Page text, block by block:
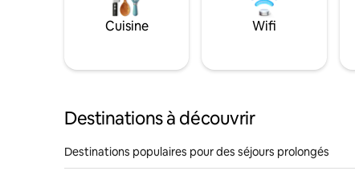
Cuisine Wifi
Destinations à découvrir
Destinations populaires pour des séjours prolongés